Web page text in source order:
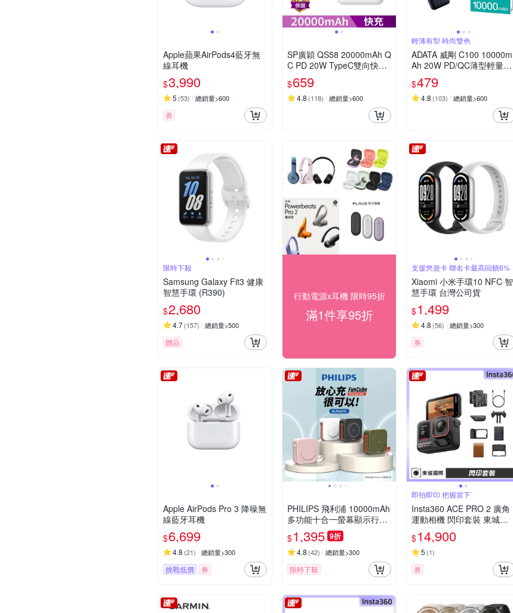
Apple蘋果AirPods4藍牙無
線耳機
$3,990
5 (53) 總銷量>600
券
SP廣穎 QS58 20000mAh Q
C PD 20W TypeC雙向快充
行動電源_具Wh標示
$659
4.8 (118) 總銷量>600
輕薄有型 時尚雙色
ADATA 威剛 C100 10000m
Ah 20W PD/QC薄型輕量極
速快充行動電源_機身Wh標
示
$479
4.8 (103) 總銷量>600
限時下殺
Samsung Galaxy Fit3 健康
智慧手環 (R390)
$2,680
4.7(157) 總銷量>500
贈品
行動電源x耳機 限時95折
滿1件享95折
支援悠遊卡 聯名卡最高回饋6%
Xiaomi 小米手環10 NFC 智
慧手環 台灣公司貨
$1,499
4.8 (56) 總銷量>300
券
Apple AirPods Pro 3 降噪無
線藍牙耳機
$6,699
4.8 (21) 總銷量>300
挑戰低價 券
PHILIPS 飛利浦 10000mAh
多功能十合一螢幕顯示行動
電源 DLP4347C
$1,395 9折
4.8 (42) 總銷量>300
限時下殺
即拍即印 把握當下
Insta360 ACE PRO 2 廣角
運動相機 閃印套裝 東城代
理公司貨
$14,900
5 (1)
券